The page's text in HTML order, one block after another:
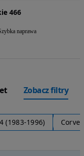
466
naprawa
Zobacz filtry
(1983-1996)